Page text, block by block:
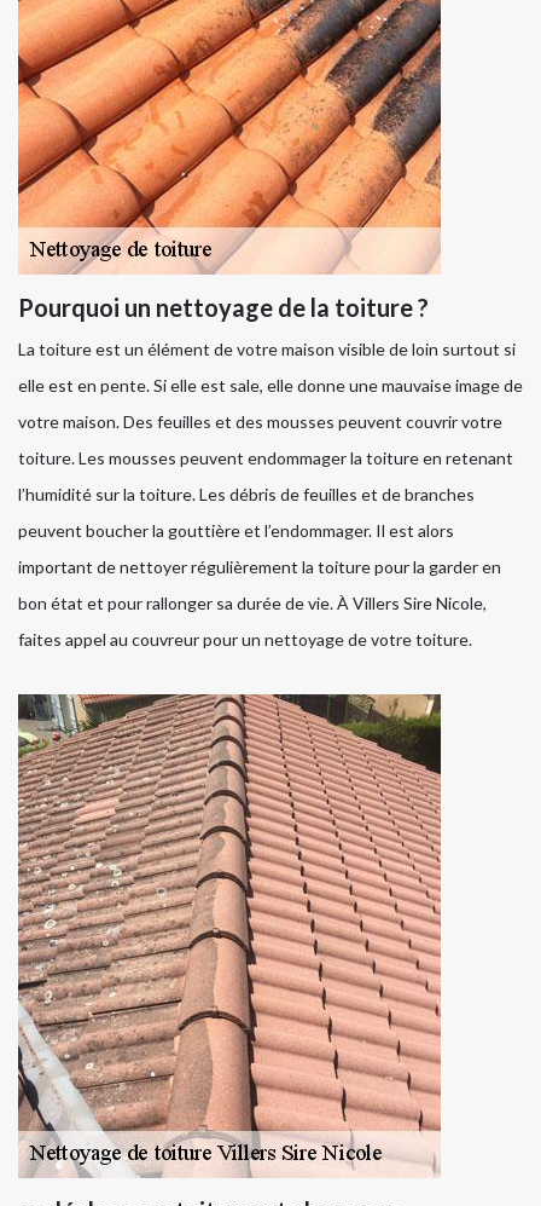
Pourquoi un nettoyage de la toiture ?
La toiture est un élément de votre maison visible de loin surtout si
elle est en pente. Si elle est sale, elle donne une mauvaise image de
votre maison. Des feuilles et des mousses peuvent couvrir votre
toiture. Les mousses peuvent endommager la toiture en retenant
l’humidité sur la toiture. Les débris de feuilles et de branches
peuvent boucher la gouttière et l’endommager. Il est alors
important de nettoyer régulièrement la toiture pour la garder en
bon état et pour rallonger sa durée de vie. À Villers Sire Nicole,
faites appel au couvreur pour un nettoyage de votre toiture.